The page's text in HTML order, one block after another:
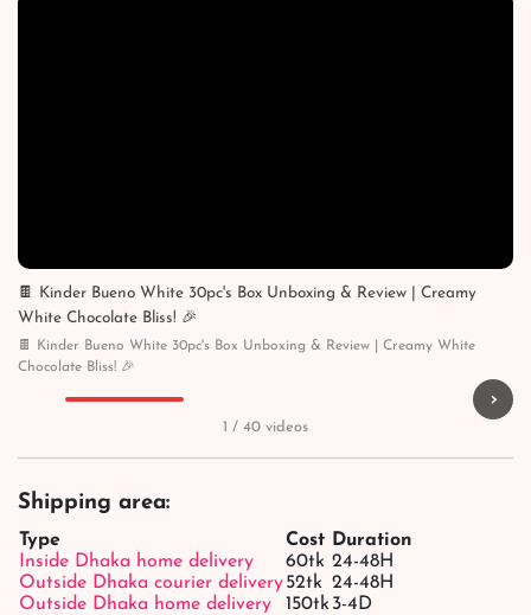
🍫 Kinder Bueno White 30pc's Box Unboxing & Review | Creamy
White Chocolate Bliss! 🎉
🍫 Kinder Bueno White 30pc's Box Unboxing & Review | Creamy White
Chocolate Bliss! 🎉
▶ ›
1 / 40 videos
Shipping area:
Type Cost Duration
Inside Dhaka home delivery
60tk 24-48H
Outside Dhaka courier delivery52tk 24-48H
Outside Dhaka home delivery
150tk3-4D